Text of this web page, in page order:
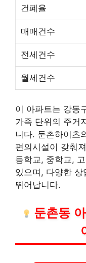
건폐율
매매건수
전세건수
월세건수
이 아파트는 강동
가족 단위의 주거
니다. 둔촌하이츠
편의시설이 갖춰
등학교, 중학교,
있으며, 다양한
뛰어납니다.
둔촌동